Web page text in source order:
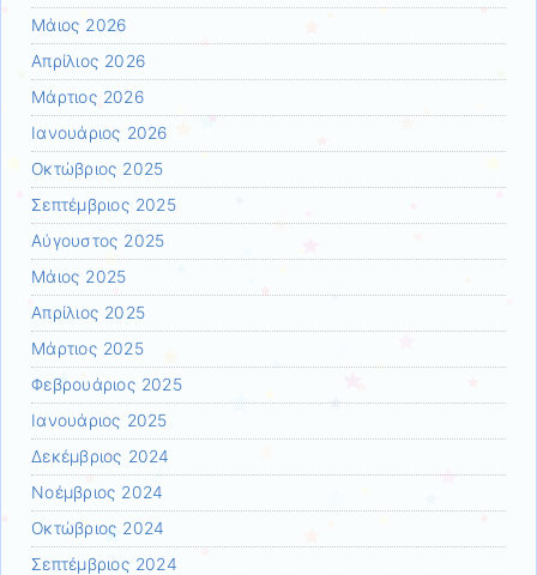
Μάιος 2026
Απρίλιος 2026
Μάρτιος 2026
Ιανουάριος 2026
Οκτώβριος 2025
Σεπτέμβριος 2025
Αύγουστος 2025
Μάιος 2025
Απρίλιος 2025
Μάρτιος 2025
Φεβρουάριος 2025
Ιανουάριος 2025
Δεκέμβριος 2024
Νοέμβριος 2024
Οκτώβριος 2024
Σεπτέμβριος 2024